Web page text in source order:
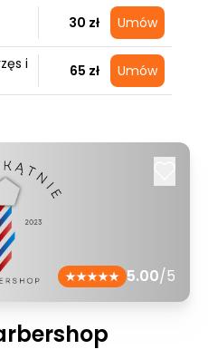
30 zł Umów
i
65 zł Umów
5.00/5